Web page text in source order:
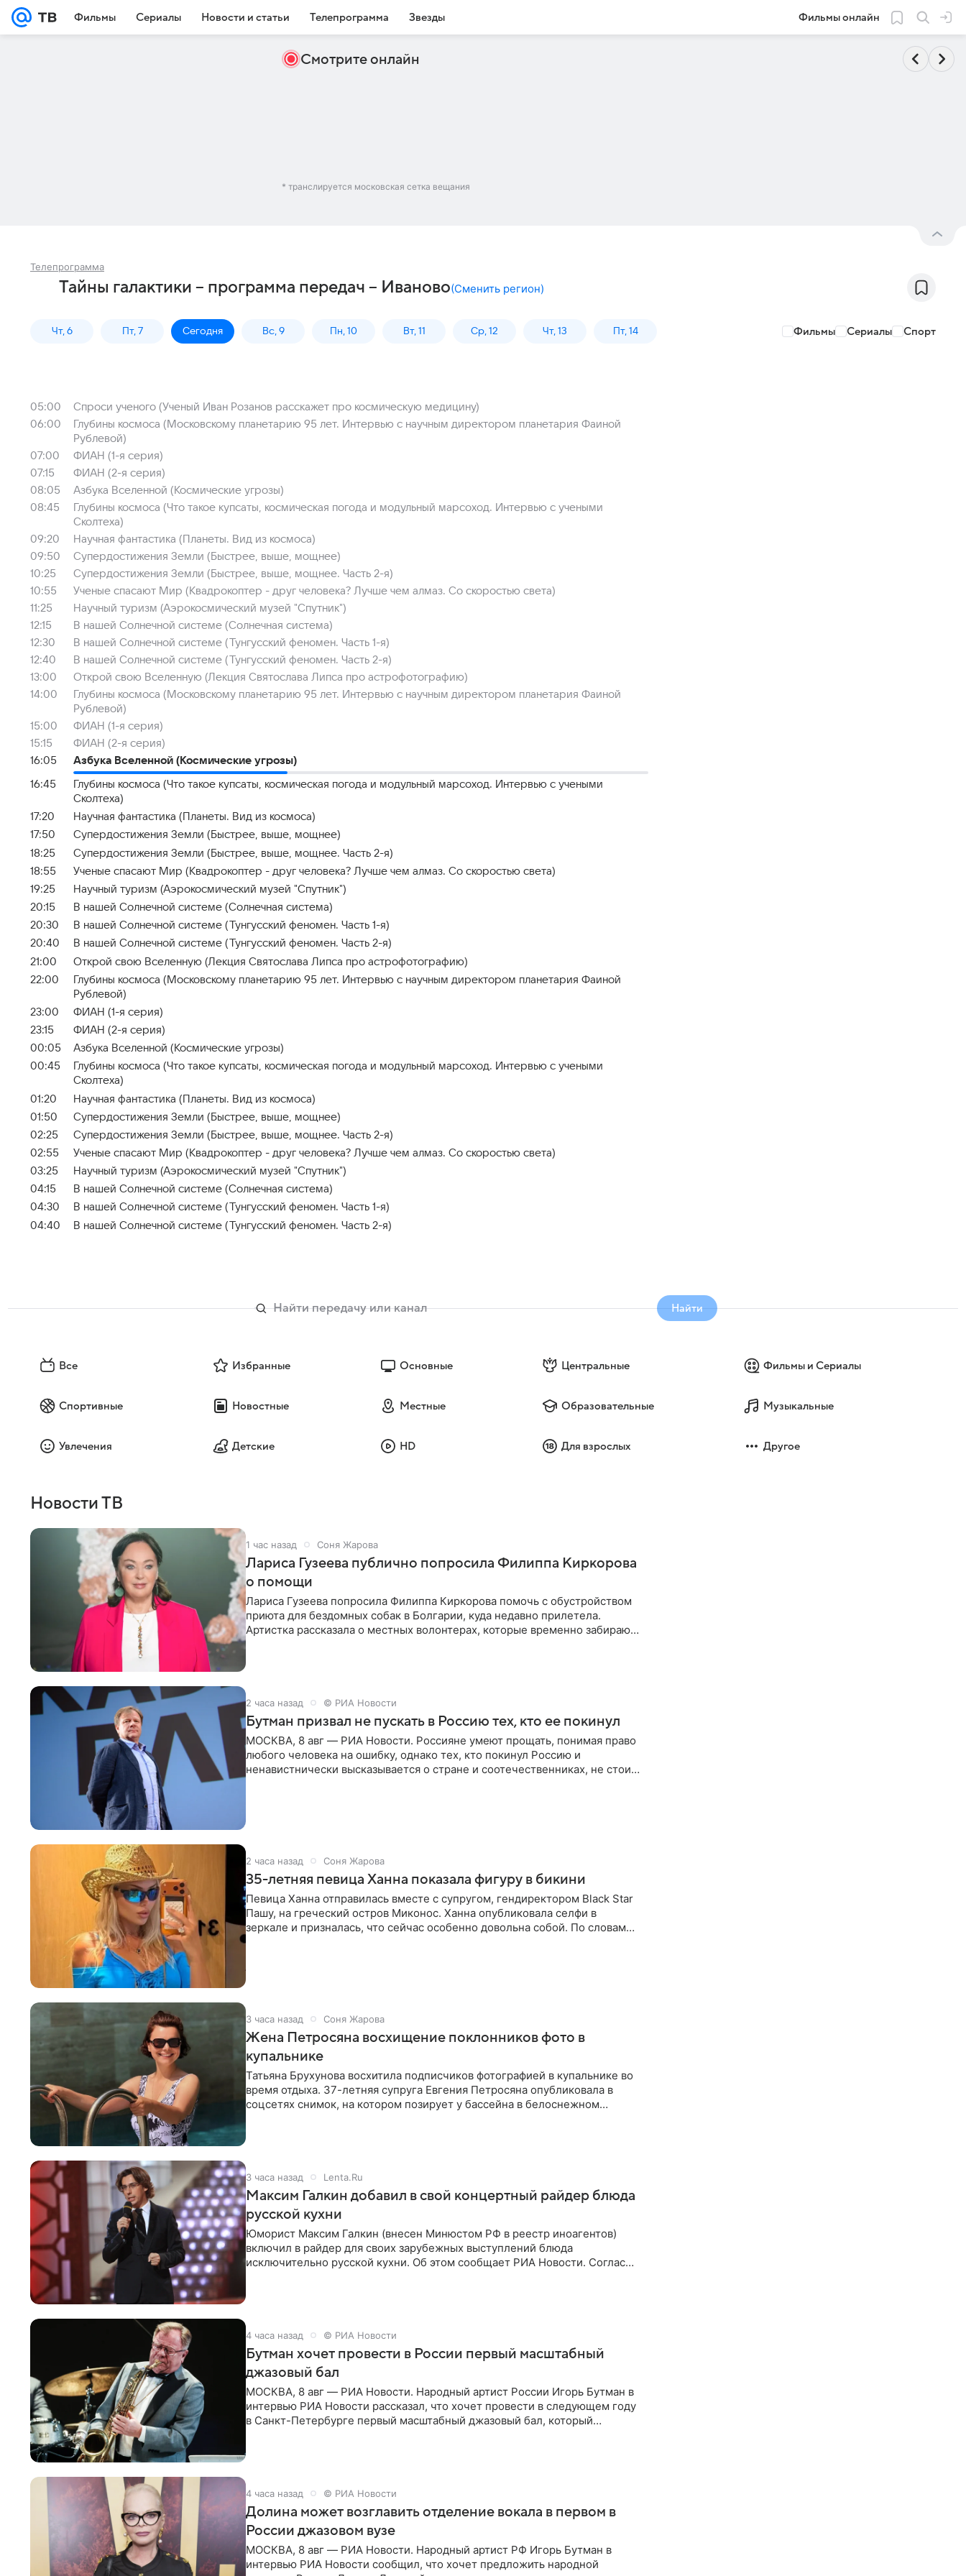
Фильмы Сериалы Новости и статьи Телепрограмма Звезды Фильмы онлайн
Смотрите онлайн
* транслируется московская сетка вещания
Телепрограмма
Тайны галактики – программа передач – Иваново(Сменить регион)
Чт, 6 Пт, 7 Сегодня Вс, 9 Пн, 10 Вт, 11 Ср, 12 Чт, 13 Пт, 14 Фильмы Сериалы Спорт
05:00
Спроси ученого (Ученый Иван Розанов расскажет про космическую медицину)
06:00
Глубины космоса (Московскому планетарию 95 лет. Интервью с научным директором планетария Фаиной
Рублевой)
07:00
ФИАН (1-я серия)
07:15
ФИАН (2-я серия)
08:05
Азбука Вселенной (Космические угрозы)
08:45
Глубины космоса (Что такое купсаты, космическая погода и модульный марсоход. Интервью с учеными
Сколтеха)
09:20
Научная фантастика (Планеты. Вид из космоса)
09:50
Супердостижения Земли (Быстрее, выше, мощнее)
10:25
Супердостижения Земли (Быстрее, выше, мощнее. Часть 2-я)
10:55
Ученые спасают Мир (Квадрокоптер - друг человека? Лучше чем алмаз. Со скоростью света)
11:25
Научный туризм (Аэрокосмический музей "Спутник")
12:15
В нашей Солнечной системе (Солнечная система)
12:30
В нашей Солнечной системе (Тунгусский феномен. Часть 1-я)
12:40
В нашей Солнечной системе (Тунгусский феномен. Часть 2-я)
13:00
Открой свою Вселенную (Лекция Святослава Липса про астрофотографию)
14:00
Глубины космоса (Московскому планетарию 95 лет. Интервью с научным директором планетария Фаиной
Рублевой)
15:00
ФИАН (1-я серия)
15:15
ФИАН (2-я серия)
16:05
Азбука Вселенной (Космические угрозы)
16:45
Глубины космоса (Что такое купсаты, космическая погода и модульный марсоход. Интервью с учеными
Сколтеха)
17:20
Научная фантастика (Планеты. Вид из космоса)
17:50
Супердостижения Земли (Быстрее, выше, мощнее)
18:25
Супердостижения Земли (Быстрее, выше, мощнее. Часть 2-я)
18:55
Ученые спасают Мир (Квадрокоптер - друг человека? Лучше чем алмаз. Со скоростью света)
19:25
Научный туризм (Аэрокосмический музей "Спутник")
20:15
В нашей Солнечной системе (Солнечная система)
20:30
В нашей Солнечной системе (Тунгусский феномен. Часть 1-я)
20:40
В нашей Солнечной системе (Тунгусский феномен. Часть 2-я)
21:00
Открой свою Вселенную (Лекция Святослава Липса про астрофотографию)
22:00
Глубины космоса (Московскому планетарию 95 лет. Интервью с научным директором планетария Фаиной
Рублевой)
23:00
ФИАН (1-я серия)
23:15
ФИАН (2-я серия)
00:05
Азбука Вселенной (Космические угрозы)
00:45
Глубины космоса (Что такое купсаты, космическая погода и модульный марсоход. Интервью с учеными
Сколтеха)
01:20
Научная фантастика (Планеты. Вид из космоса)
01:50
Супердостижения Земли (Быстрее, выше, мощнее)
02:25
Супердостижения Земли (Быстрее, выше, мощнее. Часть 2-я)
02:55
Ученые спасают Мир (Квадрокоптер - друг человека? Лучше чем алмаз. Со скоростью света)
03:25
Научный туризм (Аэрокосмический музей "Спутник")
04:15
В нашей Солнечной системе (Солнечная система)
04:30
В нашей Солнечной системе (Тунгусский феномен. Часть 1-я)
04:40
В нашей Солнечной системе (Тунгусский феномен. Часть 2-я)
Найти
Все Избранные Основные Центральные Фильмы и Сериалы
Спортивные Новостные Местные Образовательные Музыкальные
Увлечения Детские HD Для взрослых Другое
Новости ТВ
1 час назад Соня Жарова
Лариса Гузеева публично попросила Филиппа Киркорова
о помощи
Лариса Гузеева попросила Филиппа Киркорова помочь с обустройством
приюта для бездомных собак в Болгарии, куда недавно прилетела.
Артистка рассказала о местных волонтерах, которые временно забирают
2 часа назад © РИА Новости
Бутман призвал не пускать в Россию тех, кто ее покинул
МОСКВА, 8 авг — РИА Новости. Россияне умеют прощать, понимая право
любого человека на ошибку, однако тех, кто покинул Россию и
ненавистнически высказывается о стране и соотечественниках, не стоит
2 часа назад Соня Жарова
35-летняя певица Ханна показала фигуру в бикини
Певица Ханна отправилась вместе с супругом, гендиректором Black Star
Пашу, на греческий остров Миконос. Ханна опубликовала селфи в
зеркале и призналась, что сейчас особенно довольна собой. По словам
3 часа назад Соня Жарова
Жена Петросяна восхищение поклонников фото в
купальнике
Татьяна Брухунова восхитила подписчиков фотографией в купальнике во
время отдыха. 37-летняя супруга Евгения Петросяна опубликовала в
соцсетях снимок, на котором позирует у бассейна в белоснежном
3 часа назад Lenta.Ru
Максим Галкин добавил в свой концертный райдер блюда
русской кухни
Юморист Максим Галкин (внесен Минюстом РФ в реестр иноагентов)
включил в райдер для своих зарубежных выступлений блюда
исключительно русской кухни. Об этом сообщает РИА Новости. Согласно
4 часа назад © РИА Новости
Бутман хочет провести в России первый масштабный
джазовый бал
МОСКВА, 8 авг — РИА Новости. Народный артист России Игорь Бутман в
интервью РИА Новости рассказал, что хочет провести в следующем году
в Санкт-Петербурге первый масштабный джазовый бал, который
4 часа назад © РИА Новости
Долина может возглавить отделение вокала в первом в
России джазовом вузе
МОСКВА, 8 авг — РИА Новости. Народный артист РФ Игорь Бутман в
интервью РИА Новости сообщил, что хочет предложить народной